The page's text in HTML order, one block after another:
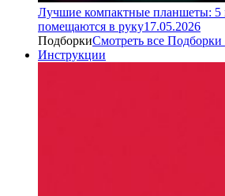
Лучшие компактные планшеты: 5
помещаются в руку17.05.2026
ПодборкиСмотреть все Подборки
Инструкции